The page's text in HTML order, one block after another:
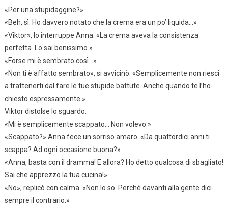
«Per una stupidaggine?»
«Beh, sì. Ho davvero notato che la crema era un po’ liquida…»
«Viktor», lo interruppe Anna. «La crema aveva la consistenza
perfetta. Lo sai benissimo.»
«Forse mi è sembrato così…»
«Non ti è affatto sembrato», si avvicinò. «Semplicemente non riesci
a trattenerti dal fare le tue stupide battute. Anche quando te l’ho
chiesto espressamente.»
Viktor distolse lo sguardo.
«Mi è semplicemente scappato… Non volevo.»
«Scappato?» Anna fece un sorriso amaro. «Da quattordici anni ti
scappa? Ad ogni occasione buona?»
«Anna, basta con il dramma! E allora? Ho detto qualcosa di sbagliato!
Sai che apprezzo la tua cucina!»
«No», replicò con calma. «Non lo so. Perché davanti alla gente dici
sempre il contrario.»